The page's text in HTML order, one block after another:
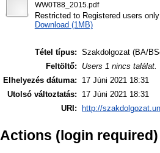
WW0T88_2015.pdf
Restricted to Registered users only
Download (1MB)
Tétel típus: Szakdolgozat (BA/
Feltöltő:
Users 1 nincs találat.
Elhelyezés dátuma:
17 Júni 2021 18:31
Utolsó változtatás:
17 Júni 2021 18:31
URI:
http://
Actions (login required)